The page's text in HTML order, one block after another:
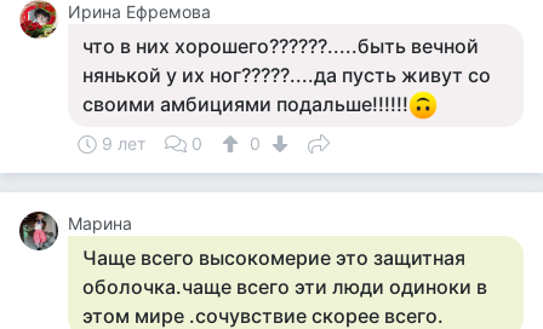
Ирина Ефремова
что в них хорошего??????.....быть вечной
нянькой у их ног?????....да пусть живут со
своими амбициями подальше!!!!!!
9 лет 0 0
Марина
Чаще всего высокомерие это защитная
оболочка.чаще всего эти люди одиноки в
этом мире .сочувствие скорее всего.